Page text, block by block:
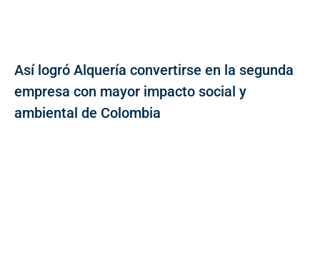
Así logró Alquería convertirse en la segunda
empresa con mayor impacto social y
ambiental de Colombia